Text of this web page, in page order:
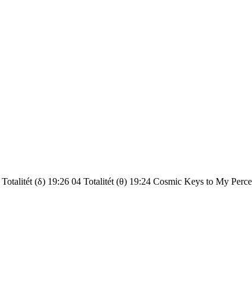
(δ) 19:26 04 Totalitét (θ) 19:24 Cosmic Keys to My